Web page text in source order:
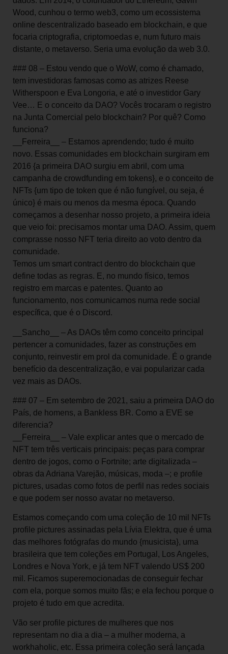
Wood, cunhou o termo web3, como um ecossistema
online descentralizado baseado em blockchain, e que
focaria criptografia, criptomoedas e, num futuro mais
distante, o metaverso. Seria uma evolução da web 3.0.
### 08 – Estou vendo que o WoW, como é chamado,
tem investidoras famosas como as atrizes Reese
Witherspoon e Eva Longoria, e até o investidor Gary
Vee… E o conceito da DAO? Vocês trocaram o registro
na Junta Comercial pelo blockchain? Por quê? Como
funciona?
__Ferreira__ – Estamos aprendendo; tudo é muito
novo. Essas comunidades em blockchain surgiram em
2016 {a primeira DAO surgiu em abril, com uma
campanha de crowdfunding em tokens}, e o conceito de
NFTs {um tipo de token que é não fungível, ou seja, é
único} é mais ou menos da mesma época. Quando
começamos a desenhar nosso projeto, a primeira ideia
que veio foi: precisamos montar uma DAO. Assim, quem
comprasse nosso NFT teria direito ao voto dentro da
comunidade.
Temos um smart contract dentro do blockchain que
define todas as regras. E, no mundo físico, temos
registro em marcas e patentes. Quanto ao
funcionamento, nos comunicamos numa rede social
específica, que é o Discord.
__Sancho__ – As DAOs têm como conceito principal
pertencer a comunidades, fazer as construções em
conjunto, reinvestir em prol da comunidade. É o grande
benefício da descentralização, e vai popularizar cada
vez mais as DAOs.
### 07 – Em setembro de 2021, saiu a primeira DAO do
País, de homens, a Bankless BR. Como a EVE se
diferencia?
__Ferreira__ – Vale explicar antes que o mercado de
NFT tem três verticais principais: peças para comprar
dentro de jogos, como o Fortnite; arte digitalizada –
obras da Adriana Varejão, músicas, moda –; e profile
pictures, usadas como fotos de perfil nas redes sociais
e que podem ser nosso avatar no metaverso.
Estamos começando com uma coleção de 10 mil NFTs
profile pictures assinadas pela Lívia Elektra, que é uma
das melhores fotógrafas do mundo {musicista}, uma
brasileira que tem coleções em Portugal, Los Angeles,
Londres e Nova York, e já tem NFT valendo US$ 200
mil. Ficamos superemocionadas de conseguir fechar
com ela, porque somos muito fãs; e ela fechou porque o
projeto é tudo em que acredita.
Vão ser profile pictures de mulheres que nos
representam no dia a dia – a mulher moderna, a
workhaholic, etc. Essa primeira coleção será lançada